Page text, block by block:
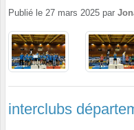
Publié le 27 mars 2025 par
interclubs